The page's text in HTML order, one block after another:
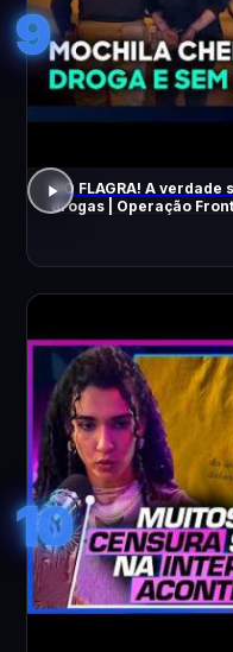
9
NO FLAGRA! A
drogas | Operação
10